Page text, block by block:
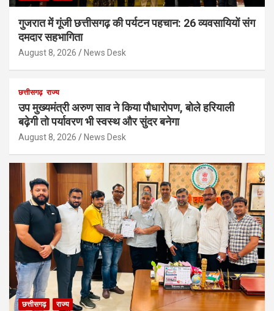
गुजरात में गूंजी छत्तीसगढ़ की पर्यटन पहचान: 26 व्यवसायियों संग
दमदार सहभागिता
August 8, 2026 News Desk
छत्तीसगढ़ राज्य
उप मुख्यमंत्री अरुण साव ने किया पौधारोपण, बोले हरियाली
बढ़ेगी तो पर्यावरण भी स्वस्थ और सुंदर बनेगा
August 8, 2026 News Desk
छत्तीसगढ़ राज्य